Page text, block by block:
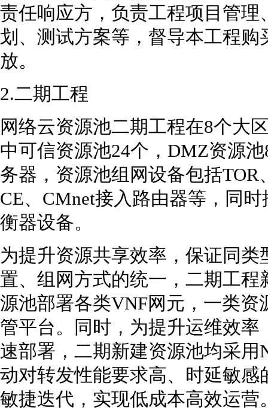
责任响应方，负责工程项目管
划、测试方案等，督导本工程
放。
2.二期工程
网络云资源池二期工程在8个大
中可信资源池24个，DMZ资源
务器，资源池组网设备包括
CE、CMnet接入路由器等，同
衡器设备。
为提升资源共享效率，保证同
置、组网方式的统一，二期工
源池部署各类VNF网元，一类
管平台。同时，为提升运维效
速部署，二期新建资源池均采用
动对转发性能要求高、时延敏
敏捷迭代，实现低成本高效运营